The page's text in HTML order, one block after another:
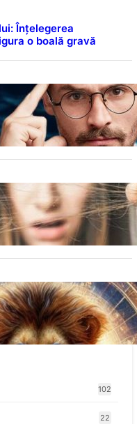
Înțelegerea
o boală gravă
note: Semnele unui IQ
școală
de proteine:
tale
de
Zodii în 2026
102
22